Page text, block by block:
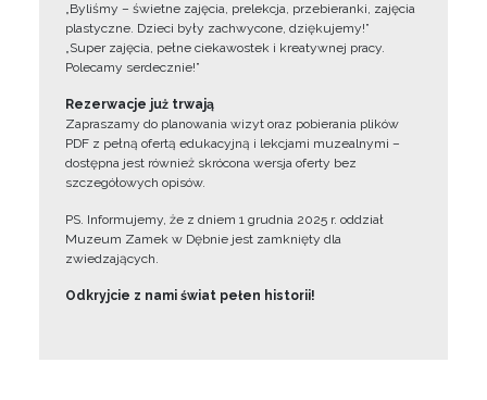
„Byliśmy – świetne zajęcia, prelekcja, przebieranki, zajęcia
plastyczne. Dzieci były zachwycone, dziękujemy!”
„Super zajęcia, pełne ciekawostek i kreatywnej pracy.
Polecamy serdecznie!”
Rezerwacje już trwają
Zapraszamy do planowania wizyt oraz pobierania plików
PDF z pełną ofertą edukacyjną i lekcjami muzealnymi –
dostępna jest również skrócona wersja oferty bez
szczegółowych opisów.
PS. Informujemy, że z dniem 1 grudnia 2025 r. oddział
Muzeum Zamek w Dębnie jest zamknięty dla
zwiedzających.
Odkryjcie z nami świat pełen historii!